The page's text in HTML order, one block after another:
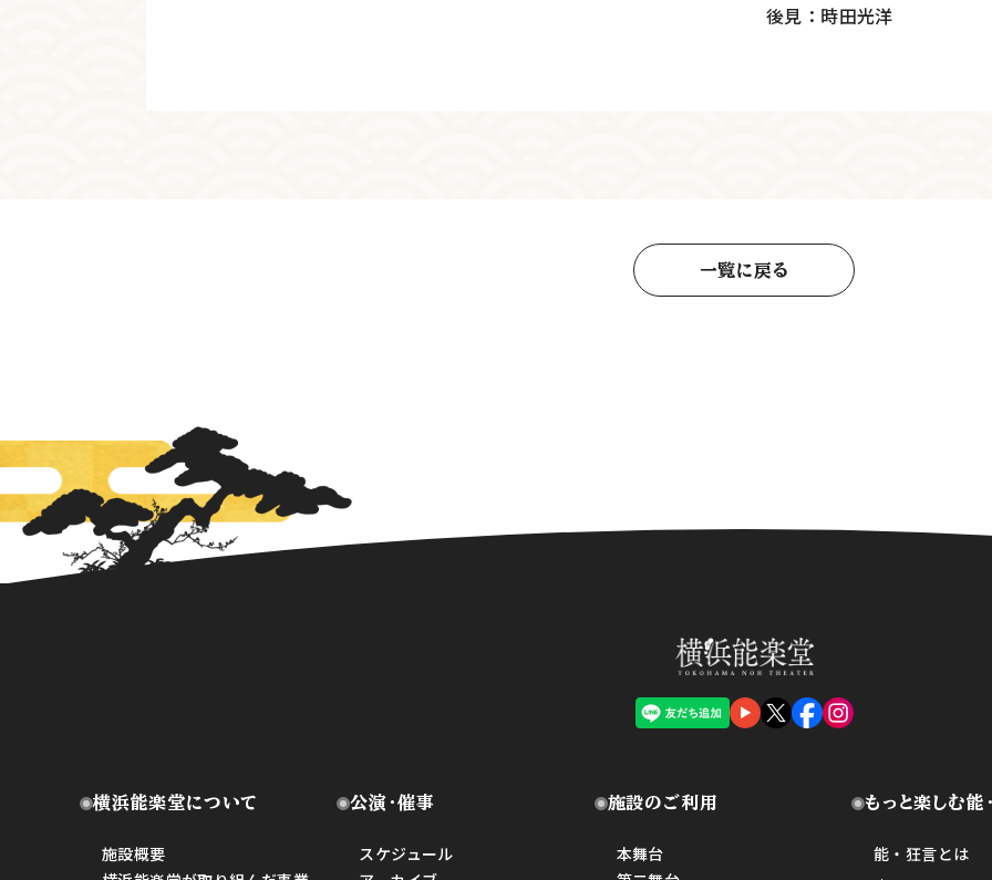
後見：時田光洋
一覧に戻る
横浜能楽堂について
施設概要
公演・催事
スケジュール
施設のご利用
本舞台
もっと楽しむ能
能・狂言とは